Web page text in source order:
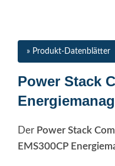
» Produkt-Datenblätter
Power Stack
Der Power Stack
EMS300CP